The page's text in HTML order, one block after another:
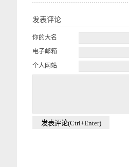
发表评论
你的大名
电子邮箱
个人网站